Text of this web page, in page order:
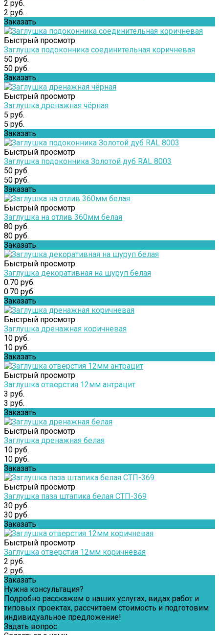
2 руб.
2 руб.
Заказать
Быстрый просмотр
Заглушка подоконника соединительная коричневая
50 руб.
50 руб.
Заказать
Быстрый просмотр
Заглушка дренажная чёрная
5 руб.
5 руб.
Заказать
Быстрый просмотр
Заглушка подоконника Золотой дуб RAL 8003
50 руб.
50 руб.
Заказать
Быстрый просмотр
Заглушка на отлив 360мм белая
80 руб.
80 руб.
Заказать
Быстрый просмотр
Заглушка декоративная на шуруп белая
0.70 руб.
0.70 руб.
Заказать
Быстрый просмотр
Заглушка дренажная коричневая
10 руб.
10 руб.
Заказать
Быстрый просмотр
Заглушка отверстия 12мм антрацит
3 руб.
3 руб.
Заказать
Быстрый просмотр
Заглушка дренажная белая
10 руб.
10 руб.
Заказать
Быстрый просмотр
Заглушка паза штапика белая СТП-369
30 руб.
30 руб.
Заказать
Быстрый просмотр
Заглушка отверстия 12мм коричневая
2 руб.
2 руб.
Заказать
Нужна консультация?
Подробно расскажем о наших услугах, видах работ и
типовых проектах, рассчитаем стоимость и подготовим
индивидуальное предложение!
Задать вопрос